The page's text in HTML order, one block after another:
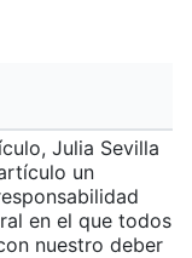
Julia Sevilla
un
en el que todos
nuestro deber